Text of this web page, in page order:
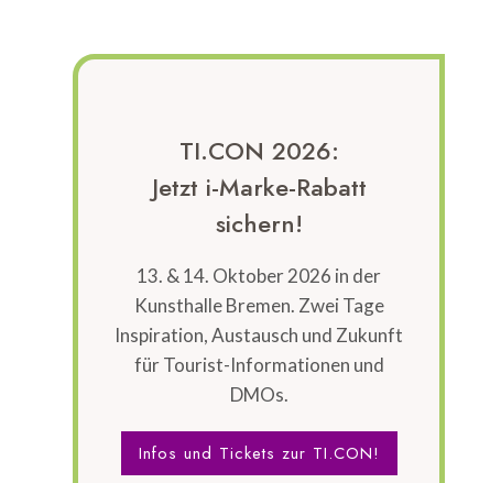
TI.CON 2026:
Jetzt i-Marke-Rabatt
sichern!
13. & 14. Oktober 2026 in der
Kunsthalle Bremen. Zwei Tage
Inspiration, Austausch und Zukunft
für Tourist-Informationen und
DMOs.
Infos und Tickets zur TI.CON!